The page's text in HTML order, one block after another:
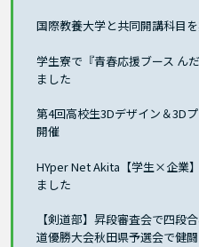
国際教養大学と共同開講科目
学生寮で『青春応援ブース ん
ました
第4回高校生3Dデザイン＆3D
開催
HYper Net Akita【学生×企業
ました
【剣道部】昇段審査会で四段
道優勝大会秋田県予選会で健闘